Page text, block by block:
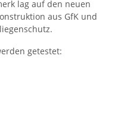
lag auf den neuen
aus GfK und
getestet: